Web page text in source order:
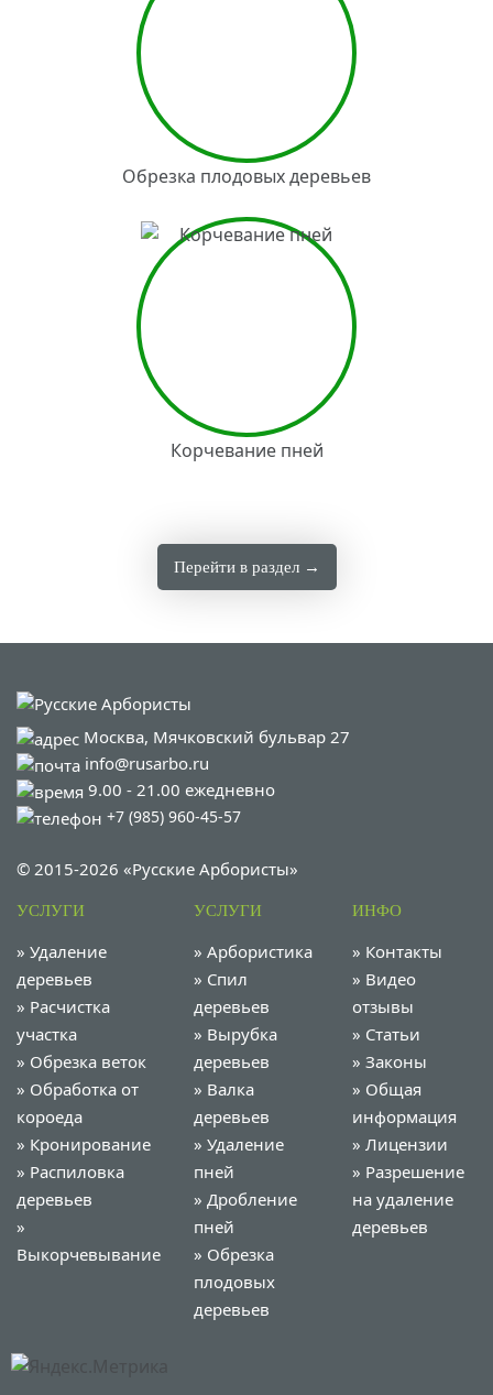
Обрезка плодовых деревьев
Корчевание пней
Перейти в раздел →
Москва, Мячковский бульвар 27
info@rusarbo.ru
9.00 - 21.00 ежедневно
+7 (985) 960-45-57
© 2015-2026 «Русские Арбористы»
УСЛУГИ
» Удаление
деревьев
» Расчистка
участка
» Обрезка веток
» Обработка от
короеда
» Кронирование
» Распиловка
деревьев
»
Выкорчевывание
УСЛУГИ
» Арбористика
» Спил
деревьев
» Вырубка
деревьев
» Валка
деревьев
» Удаление
пней
» Дробление
пней
» Обрезка
плодовых
деревьев
ИНФО
» Контакты
» Видео
отзывы
» Статьи
» Законы
» Общая
информация
» Лицензии
» Разрешение
на удаление
деревьев